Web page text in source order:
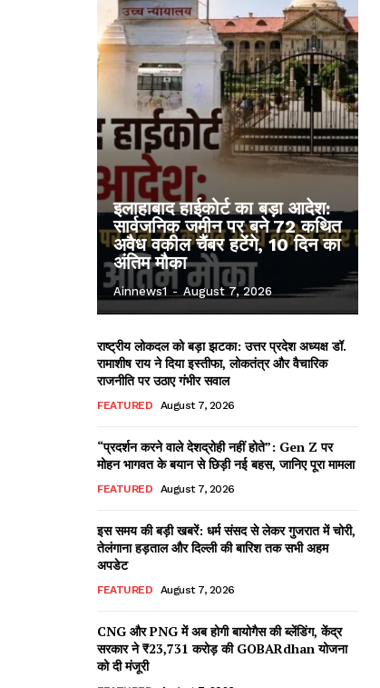
इलाहाबाद हाईकोर्ट का बड़ा आदेश:
सार्वजनिक जमीन पर बने 72 कथित
अवैध वकील चैंबर हटेंगे, 10 दिन का
अंतिम मौका
Ainnews1 - August 7, 2026
राष्ट्रीय लोकदल को बड़ा झटका: उत्तर प्रदेश अध्यक्ष डॉ.
रामाशीष राय ने दिया इस्तीफा, लोकतंत्र और वैचारिक
राजनीति पर उठाए गंभीर सवाल
FEATURED August 7, 2026
“प्रदर्शन करने वाले देशद्रोही नहीं होते”: Gen Z पर
मोहन भागवत के बयान से छिड़ी नई बहस, जानिए पूरा मामला
FEATURED August 7, 2026
इस समय की बड़ी खबरें: धर्म संसद से लेकर गुजरात में चोरी,
तेलंगाना हड़ताल और दिल्ली की बारिश तक सभी अहम
अपडेट
FEATURED August 7, 2026
CNG और PNG में अब होगी बायोगैस की ब्लेंडिंग, केंद्र
सरकार ने ₹23,731 करोड़ की GOBARdhan योजना
को दी मंजूरी